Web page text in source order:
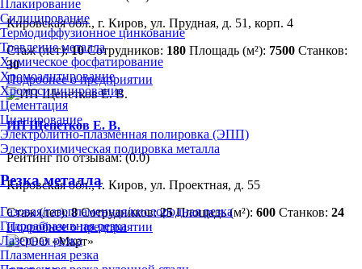
Плакирование
Силицирование
Термодиффузионное цинкование
Травление металла
Химическое фосфатирование
Хромоалитирование
Хромосилицирование
Цементация
Цианирование
Электролитно-плазменная полировка (ЭПП)
Электрохимическая полировка металла
Резка металла
Газовая/газопламенная/кислородная резка
Гидроабразивная резка
Лазерная резка
Плазменная резка
Кировская обл., г. Киров, ул. Прудная, д. 51, корп. 4
Стаж (лет):10 Сотрудников: 180 Площадь (м²): 7500 Станков:
30
Подробнее о предприятии
ИП Щепетков Е. В.
Рейтинг по отзывам:(0.0)
Кировская обл., г. Киров, ул. Проектная, д. 55
Стаж (лет):8 Сотрудников:25 Площадь (м²): 600 Станков: 24
Подробнее о предприятии